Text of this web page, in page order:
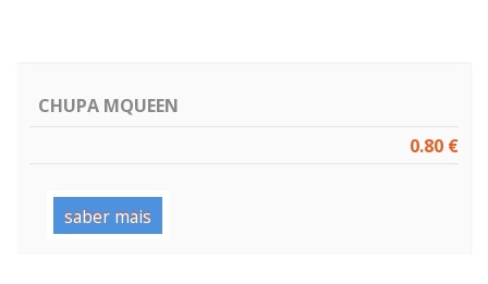
CHUPA MQUEEN
0.80 €
saber mais